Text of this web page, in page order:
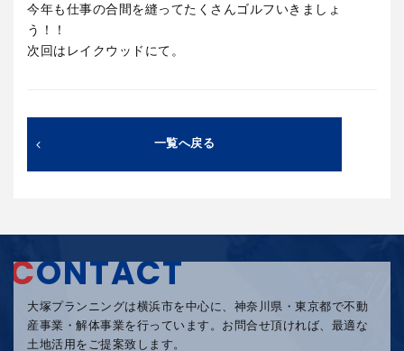
今年も仕事の合間を縫ってたくさんゴルフいきましょ
う！！
次回はレイクウッドにて。
一覧へ戻る
CONTACT
大塚プランニングは横浜市を中心に、神奈川県・東京都で不動
産事業・解体事業を行っています。 お問合せ頂ければ、最適な
土地活用をご提案致します。